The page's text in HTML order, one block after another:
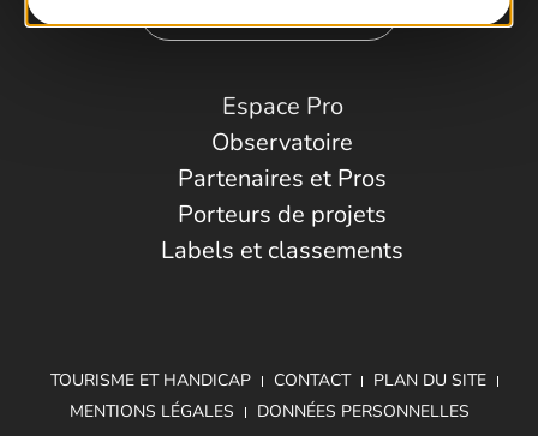
Espace Pro
Observatoire
Partenaires et Pros
Porteurs de projets
Labels et classements
TOURISME ET HANDICAP CONTACT
PLAN DU SITE
MENTIONS LÉGALES
DONNÉES PERSONNELLES